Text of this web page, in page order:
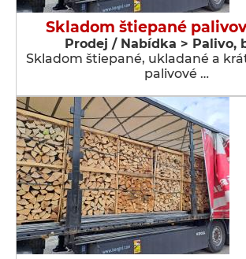
Skladom štiepané
Prodej / Nabídka > Palivo,
Skladom štiepané, ukladané a
palivové …